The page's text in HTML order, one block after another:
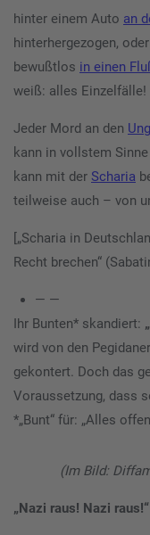
hinter einem Auto an
hinterhergezogen,
bewußtlos in einen
weiß: alles Einzelfälle!
Jeder Mord an den
kann in vollstem
kann mit der Scharia
teilweise auch – von
[„Scharia in
Recht brechen“
— —
Ihr Bunten* skandiert:
wird von den
gekontert. Doch das
Voraussetzung, dass
*„Bunt“ für: „Alles
(Im Bild:
„Nazi raus! Nazi raus!“